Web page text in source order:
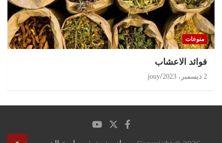
منوعات
‏فوائد الاعشاب
2 ديسمبر، 2023 jouy